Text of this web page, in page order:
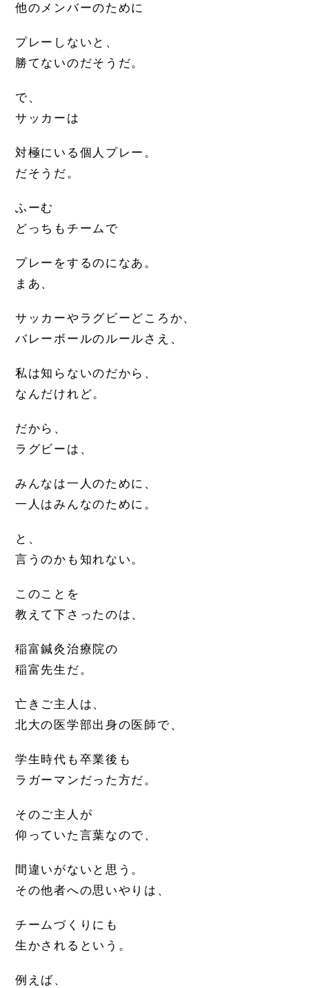
他のメンバーのために
プレーしないと、
勝てないのだそうだ。
で、
サッカーは
対極にいる個人プレー。
だそうだ。
ふーむ
どっちもチームで
プレーをするのになあ。
まあ、
サッカーやラグビーどころか、
バレーボールのルールさえ、
私は知らないのだから、
なんだけれど。
だから、
ラグビーは、
みんなは一人のために、
一人はみんなのために。
と、
言うのかも知れない。
このことを
教えて下さったのは、
稲富鍼灸治療院の
稲富先生だ。
亡きご主人は、
北大の医学部出身の医師で、
学生時代も卒業後も
ラガーマンだった方だ。
そのご主人が
仰っていた言葉なので、
間違いがないと思う。
その他者への思いやりは、
チームづくりにも
生かされるという。
例えば、